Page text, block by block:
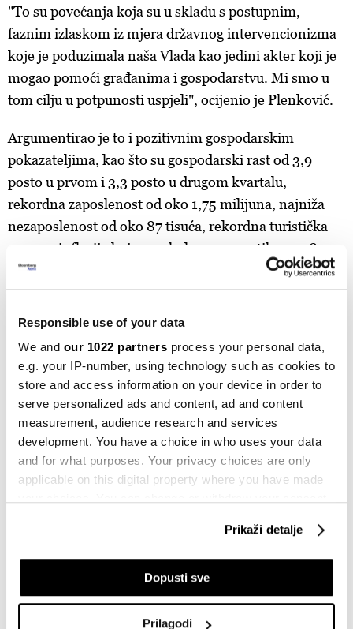
Responsible use of your data
We and our 1022 partners process your personal data,
e.g. your IP-number, using technology such as cookies to
store and access information on your device in order to
serve personalized ads and content, ad and content
measurement, audience research and services
development. You have a choice in who uses your data
and for what purposes. Your privacy choices are only
applicable on this digital property where you have made
If you allow, we would also like to:
Collect information about your geographical
Prikaži detalje
Dopusti sve
Prilagodi
"To su povećanja koja su u skladu s postupnim,
faznim izlaskom iz mjera državnog intervencionizma
koje je poduzimala naša Vlada kao jedini akter koji je
mogao pomoći građanima i gospodarstvu. Mi smo u
tom cilju u potpunosti uspjeli", ocijenio je Plenković.
Argumentirao je to i pozitivnim gospodarskim
pokazateljima, kao što su gospodarski rast od 3,9
posto u prvom i 3,3 posto u drugom kvartalu,
rekordna zaposlenost od oko 1,75 milijuna, najniža
nezaposlenost od oko 87 tisuća, rekordna turistička
sezona, inflacija koja se u kolovozu spustila na 1,8
posto. Tu je i rast plaća, pri čemu je Plenković najavio
da će od siječnja 2025. opet rasti i minimalna plaća,
ne otkrivši koliko.
SUBVENCIJE VLADA RH ANDREJ PLENKOVIĆ
POREZNA REFORMA POREZ NA NEKRETNINE
Sheinov IPO daleko od 30 milijardi
smeće
prije 3 sata